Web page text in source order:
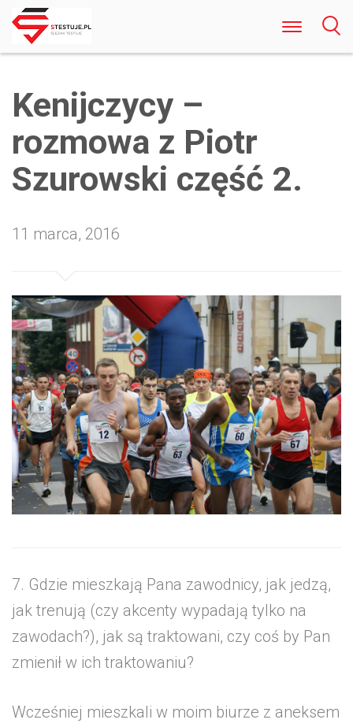
Online w Polsce Rozrywka Bez Ryzyka i
Rejestracji
Kenijczycy –
rozmowa z Piotr
Szurowski część 2.
11 marca, 2016
7. Gdzie mieszkają Pana zawodnicy, jak jedzą,
jak trenują (czy akcenty wypadają tylko na
zawodach?), jak są traktowani, czy coś by Pan
zmienił w ich traktowaniu?
Wcześniej mieszkali w moim biurze z aneksem